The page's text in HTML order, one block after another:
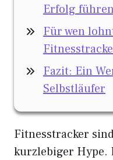
Erfolg
Für wen
Fazit: Ein
Selbstläufer
Fitnesstracker
kurzlebiger Hype.